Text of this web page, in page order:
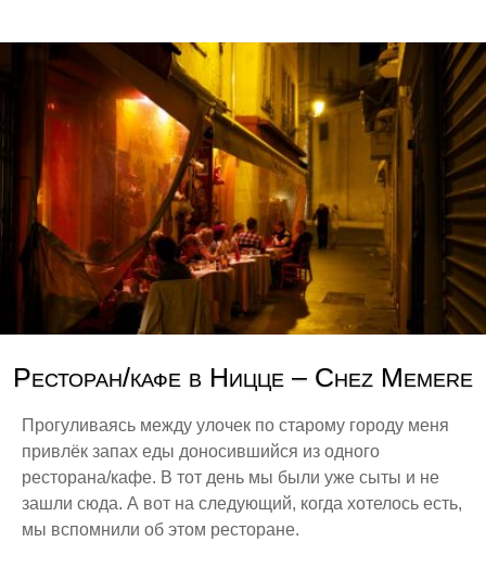
Ресторан/кафе в Ницце – Chez Memere
Прогуливаясь между улочек по старому городу меня
привлёк запах еды доносившийся из одного
ресторана/кафе. В тот день мы были уже сыты и не
зашли сюда. А вот на следующий, когда хотелось есть,
мы вспомнили об этом ресторане.